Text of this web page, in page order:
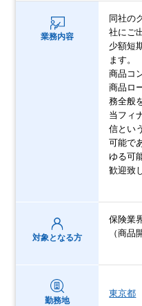
業務内容
同社の
社にご
少額短
ます。
商品コ
商品ロ
務全般
当フィ
信とい
可能で
ゆる可
歓迎致
対象となる方
保険業
（商品
勤務地
東京都